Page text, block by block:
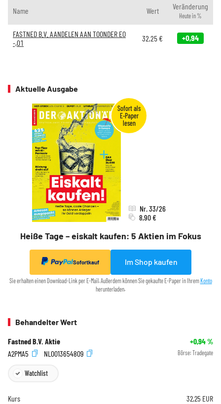
Name Wert Veränderung
Heute in %
FASTNED B.V. AANDELEN AAN TOONDER EO
-,01
32,25 € +0,94
Aktuelle Ausgabe
Heiße Tage – eiskalt kaufen: 5 Aktien im Fokus
Nr. 33/26
8,90 €
Sofortkauf Im Shop kaufen
Sie erhalten einen Download-Link per E-Mail. Außerdem können Sie gekaufte E-Paper in IhremKonto
herunterladen.
Behandelter Wert
Fastned B.V. Aktie +0,94%
A2PMA5
NL0013654809 Börse: Tradegate
Watchlist
Kurs 32,25 EUR